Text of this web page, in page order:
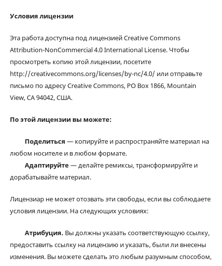
Условия лицензии
Эта работа доступна под лицензией Creative Commons
Attribution-NonCommercial 4.0 International License. Чтобы
просмотреть копию этой лицензии, посетите
http://creativecommons.org/licenses/by-nc/4.0/ или отправьте
письмо по адресу Creative Commons, PO Box 1866, Mountain
View, CA 94042, США.
По этой лицензии вы можете:
Поделиться — копируйте и распространяйте материал на
любом носителе и в любом формате.
Адаптируйте— делайте ремиксы, трансформируйте и
дорабатывайте материал.
Лицензиар не может отозвать эти свободы, если вы соблюдаете
условия лицензии. На следующих условиях:
Атрибуция. Вы должны указать соответствующую ссылку,
предоставить ссылку на лицензию и указать, были ли внесены
изменения. Вы можете сделать это любым разумным способом,